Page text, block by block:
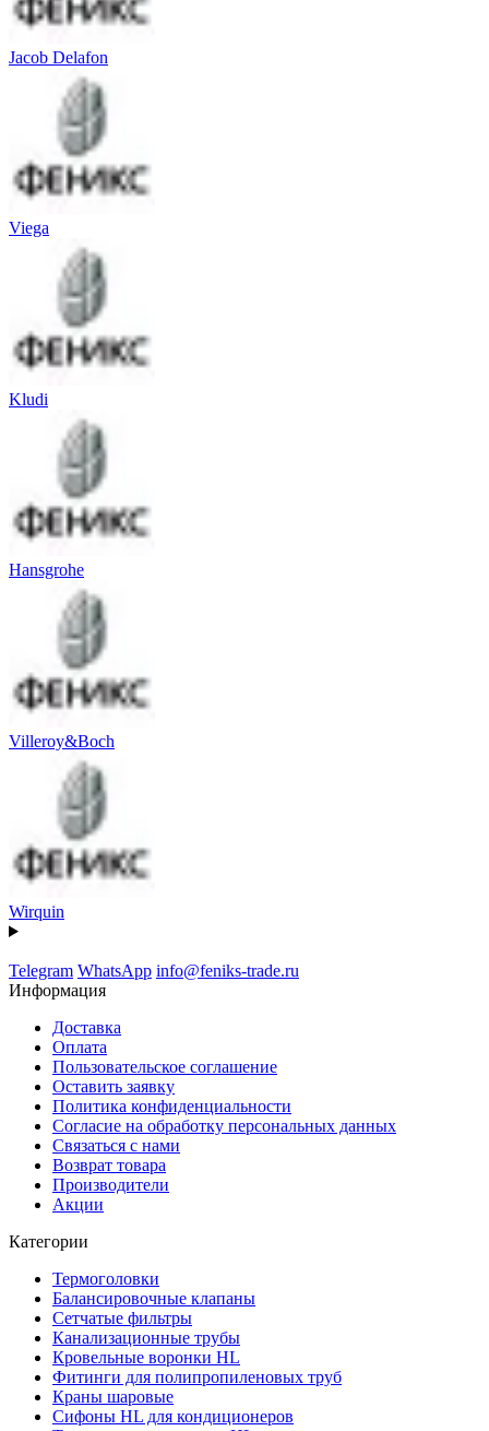
Jacob Delafon
Viega
Kludi
Hansgrohe
Villeroy&Boch
Wirquin
Telegram WhatsApp info@feniks-trade.ru
Информация
Доставка
Оплата
Пользовательское соглашение
Оставить заявку
Политика конфиденциальности
Согласие на обработку персональных данных
Связаться с нами
Возврат товара
Производители
Акции
Категории
Термоголовки
Балансировочные клапаны
Сетчатые фильтры
Канализационные трубы
Кровельные воронки HL
Фитинги для полипропиленовых труб
Краны шаровые
Сифоны HL для кондиционеров